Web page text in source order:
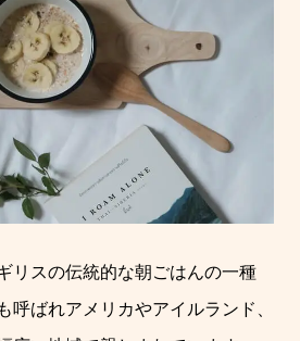
リスの伝統的な朝ごはんの一種
呼ばれアメリカやアイルランド、